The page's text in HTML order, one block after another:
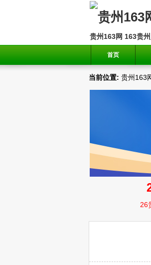
贵州163网 163贵
首页
当前位置: 贵州163